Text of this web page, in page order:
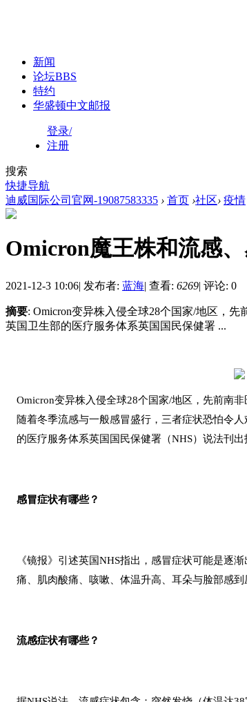
新闻
论坛BBS
特约
华盛顿中文邮报
登录/
注册
搜索
快捷导航
迪威国际公司官网-19087583335 › 首页 ›社区› 疫情
Omicron魔王株和流感
2021-12-3 10:06| 发布者: 蓝海| 查看: 6269| 评论: 0
摘要: Omicron变异株入侵全球28个国家/地区，
英国卫生部的医疗服务体系英国国民保健署 ...
Omicron变异株入侵全球28个国家/地区，先前南
随着冬季流感与一般感冒盛行，三者症状恐怕令
的医疗服务体系英国国民保健署（NHS）说法刊出
感冒症状有哪些？
《镜报》引述英国NHS指出，感冒症状可能是逐
痛、肌肉酸痛、咳嗽、体温升高、耳朵与脸部感到
流感症状有哪些？